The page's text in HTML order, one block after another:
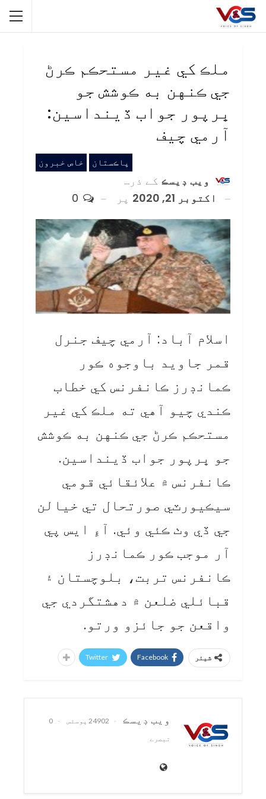
ملڪ کي غير مستحڪم ڪرڻ
جي ڪنهن به ڪوشش جو
ڀرپور جواب ڏينداسين:
آرمي چيف
پاڪستان خاص خبرون
ويب ڊيسڪ کے ذریعہ
اکتوبر 21, 2020
پر
اسلام آباد: آرمي چيف جنرل
قمر جاويد باوجوه ڪور
ڪمانڊرز ڪانفرنس کي خطاب
ڪندي چيو آهي ته ملڪ کي غير
مستحڪم ڪرڻ جي ڪنهن به ڪوشش
جو ڀرپور جواب ڏينداسين.
ڪانفرنس ۾ علائقائي قومي
سيڪيورٽي صورتحال تي خيالن
جي ڏي وٺ ڪئي وئي. آءِ ايس پي
آر موجب ڪور ڪمانڊرز
ڪانفرنس تربت، بلوچستان ۽
قبائلي ضلعن ۾ دهشتگردي جي
واقعن جو جائزو ورتو.
شیئر Facebook
Twitter
ويب ڊيسڪ 24902 پوسٹس
0
تبصرے